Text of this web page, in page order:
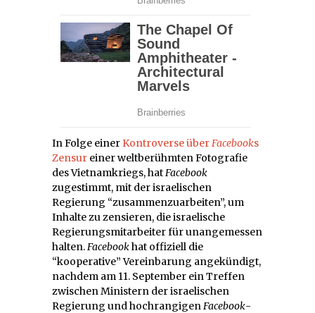
In Folge einer Kontroverse überFacebooks
Zensur einer weltberühmten Fotografie
des Vietnamkriegs, hatFacebook
zugestimmt, mit der israelischen
Regierung “zusammenzuarbeiten”, um
Inhalte zu zensieren, die israelische
Regierungsmitarbeiter für unangemessen
halten.Facebookhat offiziell die
“kooperative” Vereinbarung angekündigt,
nachdem am 11. September ein Treffen
zwischen Ministern der israelischen
Regierung und hochrangigenFacebook-